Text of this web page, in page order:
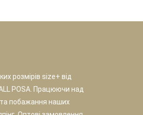
розмірів size+ від
POSA. Працюючи над
побажання наших